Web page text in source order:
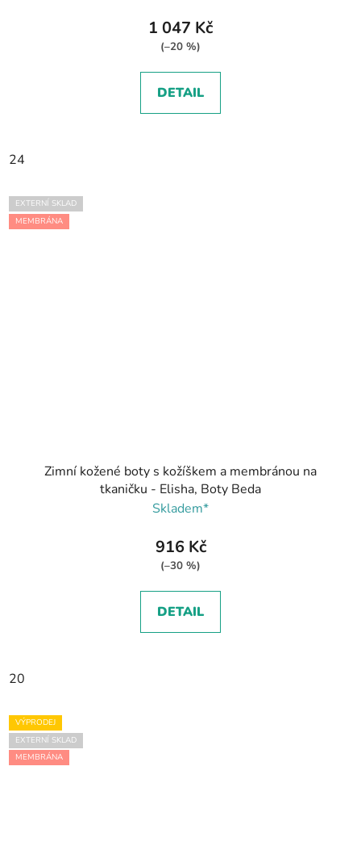
1 047 Kč
(–20 %)
DETAIL
24
EXTERNÍ SKLAD
MEMBRÁNA
Zimní kožené boty s kožíškem a membránou na
tkaničku - Elisha, Boty Beda
Skladem*
916 Kč
(–30 %)
DETAIL
20
VÝPRODEJ
EXTERNÍ SKLAD
MEMBRÁNA